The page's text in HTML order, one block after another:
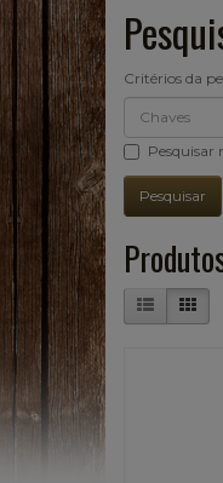
Critérios da
Pesquisar